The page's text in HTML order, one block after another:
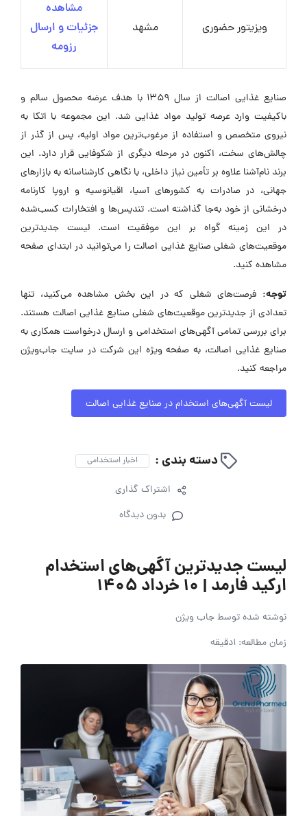
ویزیتور حضوری مشهد
مشاهده
جزئیات و ارسال
رزومه
صنایع غذایی اصالت از سال ۱۳۵۹ با هدف عرضه محصول سالم و
باکیفیت وارد عرصه تولید مواد غذایی شد. این مجموعه با اتکا به
نیروی متخصص و استفاده از مرغوب‌ترین مواد اولیه، پس از گذر از
چالش‌های سخت، اکنون در مرحله دیگری از شکوفایی قرار دارد. این
برند نام‌آشنا علاوه بر تأمین نیاز داخلی، با نگاهی کارشناسانه به بازارهای
جهانی، در صادرات به کشورهای آسیا، اقیانوسیه و اروپا کارنامه
درخشانی از خود به‌جا گذاشته است. تندیس‌ها و افتخارات کسب‌شده
در این زمینه گواه بر این موفقیت است. لیست جدیدترین
موقعیت‌های شغلی صنایع غذایی اصالت را می‌توانید در ابتدای صفحه
مشاهده کنید.
توجه: فرصت‌های شغلی که در این بخش مشاهده می‌کنید، تنها
تعدادی از جدیدترین موقعیت‌های شغلی صنایع غذایی اصالت هستند.
برای بررسی تمامی آگهی‌های استخدامی و ارسال درخواست همکاری به
صنایع غذایی اصالت، به صفحه ویژه این شرکت در سایت جاب‌ویژن
مراجعه کنید.
لیست آگهی‌های استخدام در صنایع غذایی اصالت
دسته بندی : اخبار استخدامی
اشتراک گذاری
بدون دیدگاه
لیست جدیدترین آگهی‌های استخدام
ارکید فارمد | ۱۰ خرداد ۱۴۰۵
نوشته شده توسطجاب ویژن
زمان مطالعه: 1دقیقه